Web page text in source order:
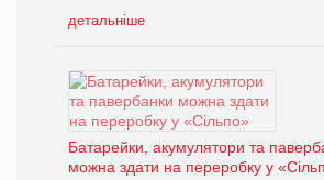
детальніше
Батарейки, акумулятори та
можна здати на переробку у